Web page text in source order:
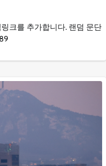
크를 추가합니다. 랜덤 문단